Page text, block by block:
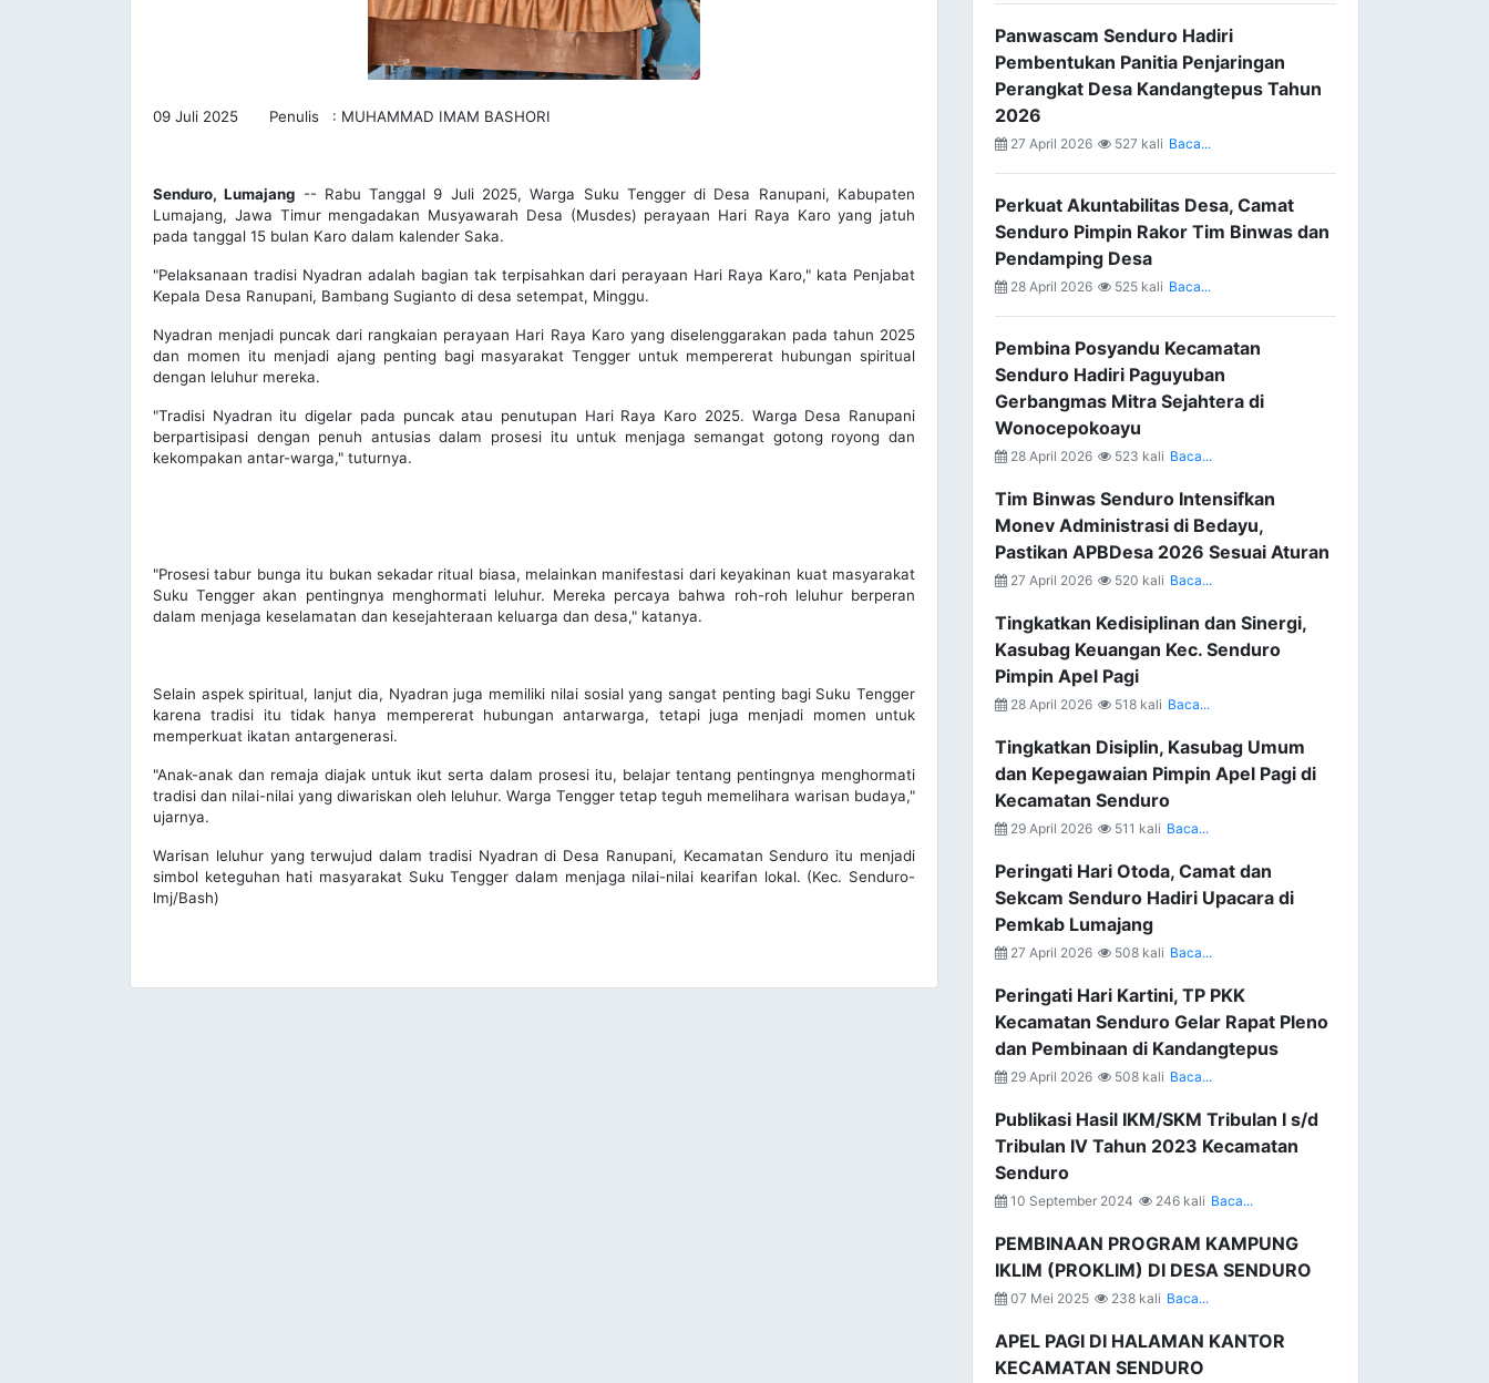
09 Juli 2025 Penulis : MUHAMMAD IMAM BASHORI
Senduro, Lumajang -- Rabu Tanggal 9 Juli 2025, Warga Suku Tengger di Desa Ranupani, Kabupaten
Lumajang, Jawa Timur mengadakan Musyawarah Desa (Musdes) perayaan Hari Raya Karo yang jatuh
pada tanggal 15 bulan Karo dalam kalender Saka.
"Pelaksanaan tradisi Nyadran adalah bagian tak terpisahkan dari perayaan Hari Raya Karo," kata Penjabat
Kepala Desa Ranupani, Bambang Sugianto di desa setempat, Minggu.
Nyadran menjadi puncak dari rangkaian perayaan Hari Raya Karo yang diselenggarakan pada tahun 2025
dan momen itu menjadi ajang penting bagi masyarakat Tengger untuk mempererat hubungan spiritual
dengan leluhur mereka.
"Tradisi Nyadran itu digelar pada puncak atau penutupan Hari Raya Karo 2025. Warga Desa Ranupani
berpartisipasi dengan penuh antusias dalam prosesi itu untuk menjaga semangat gotong royong dan
kekompakan antar-warga," tuturnya.
"Prosesi tabur bunga itu bukan sekadar ritual biasa, melainkan manifestasi dari keyakinan kuat masyarakat
Suku Tengger akan pentingnya menghormati leluhur. Mereka percaya bahwa roh-roh leluhur berperan
dalam menjaga keselamatan dan kesejahteraan keluarga dan desa," katanya.
Selain aspek spiritual, lanjut dia, Nyadran juga memiliki nilai sosial yang sangat penting bagi Suku Tengger
karena tradisi itu tidak hanya mempererat hubungan antarwarga, tetapi juga menjadi momen untuk
memperkuat ikatan antargenerasi.
"Anak-anak dan remaja diajak untuk ikut serta dalam prosesi itu, belajar tentang pentingnya menghormati
tradisi dan nilai-nilai yang diwariskan oleh leluhur. Warga Tengger tetap teguh memelihara warisan budaya,"
ujarnya.
Warisan leluhur yang terwujud dalam tradisi Nyadran di Desa Ranupani, Kecamatan Senduro itu menjadi
simbol keteguhan hati masyarakat Suku Tengger dalam menjaga nilai-nilai kearifan lokal. (Kec. Senduro-
lmj/Bash)
Panwascam Senduro Hadiri
Pembentukan Panitia Penjaringan
Perangkat Desa Kandangtepus Tahun
2026
27 April 2026 527 kali Baca...
Perkuat Akuntabilitas Desa, Camat
Senduro Pimpin Rakor Tim Binwas dan
Pendamping Desa
28 April 2026 525 kali Baca...
Pembina Posyandu Kecamatan
Senduro Hadiri Paguyuban
Gerbangmas Mitra Sejahtera di
Wonocepokoayu
28 April 2026 523 kali Baca...
Tim Binwas Senduro Intensifkan
Monev Administrasi di Bedayu,
Pastikan APBDesa 2026 Sesuai Aturan
27 April 2026 520 kali Baca...
Tingkatkan Kedisiplinan dan Sinergi,
Kasubag Keuangan Kec. Senduro
Pimpin Apel Pagi
28 April 2026 518 kali Baca...
Tingkatkan Disiplin, Kasubag Umum
dan Kepegawaian Pimpin Apel Pagi di
Kecamatan Senduro
29 April 2026 511 kali Baca...
Peringati Hari Otoda, Camat dan
Sekcam Senduro Hadiri Upacara di
Pemkab Lumajang
27 April 2026 508 kali Baca...
Peringati Hari Kartini, TP PKK
Kecamatan Senduro Gelar Rapat Pleno
dan Pembinaan di Kandangtepus
29 April 2026 508 kali Baca...
Publikasi Hasil IKM/SKM Tribulan I s/d
Tribulan IV Tahun 2023 Kecamatan
Senduro
10 September 2024 246 kali Baca...
PEMBINAAN PROGRAM KAMPUNG
IKLIM (PROKLIM) DI DESA SENDURO
07 Mei 2025 238 kali Baca...
APEL PAGI DI HALAMAN KANTOR
KECAMATAN SENDURO